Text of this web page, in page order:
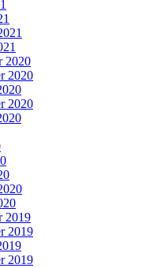
2020
2020
2020
2019
2019
2019